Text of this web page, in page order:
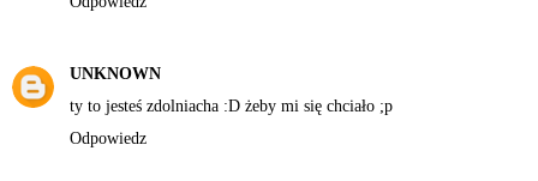
UNKNOWN
ty to jesteś zdolniacha :D żeby mi się chciało ;p
Odpowiedz